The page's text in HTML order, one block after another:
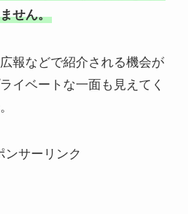
せん。
報などで紹介される機会が
イベートな一面も見えてく
ンサーリンク